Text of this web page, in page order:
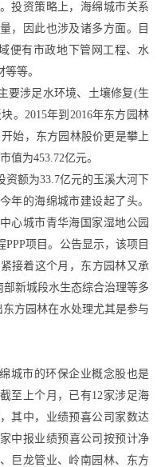
投资策略上，海绵城市关系
，因此也涉及诸多方面。目
便有市政地下管网工程、水
等。
要涉足水环境、土壤修复 (生
。 2015年到 2016年东方园林
始，东方园林股价更是攀上
值为453.72亿元。
资额为33.7亿元的玉溪大河下
年的海绵城市建设起了头。
心城市青华海国家湿地公园
PPP项目。公告显示，该项目
接着这个月，东方园林又承
新城段水生态综合治理等多
方园林在水处理尤其是参与
城市的环保企业概念股也是
至上个月，已有12家涉足海
其中，业绩预喜公司家数达
家中报业绩预喜公司按预计净
巨龙管业、岭南园林、东方